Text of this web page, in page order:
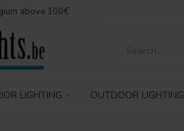
above 100€
LIGHTING OUTDOOR LIGHTING